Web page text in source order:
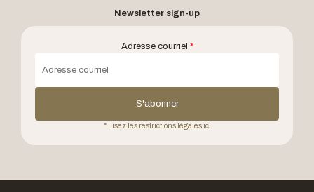
Newsletter sign-up
Adresse courriel *
S'abonner
* Lisez les restrictions légales ici